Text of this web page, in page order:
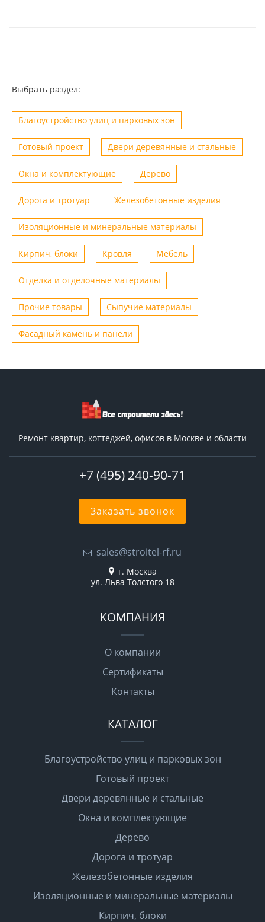
Выбрать раздел:
Благоустройство улиц и парковых зон
Готовый проект Двери деревянные и стальные
Окна и комплектующие Дерево
Дорога и тротуар Железобетонные изделия
Изоляционные и минеральные материалы
Кирпич, блоки Кровля Мебель
Отделка и отделочные материалы
Прочие товары Сыпучие материалы
Фасадный камень и панели
Ремонт квартир, коттеджей, офисов в Москве и области
+7 (495) 240-90-71
Заказать звонок
sales@stroitel-rf.ru
г. Москва
ул. Льва Толстого 18
КОМПАНИЯ
О компании
Сертификаты
Контакты
КАТАЛОГ
Благоустройство улиц и парковых зон
Готовый проект
Двери деревянные и стальные
Окна и комплектующие
Дерево
Дорога и тротуар
Железобетонные изделия
Изоляционные и минеральные материалы
Кирпич, блоки